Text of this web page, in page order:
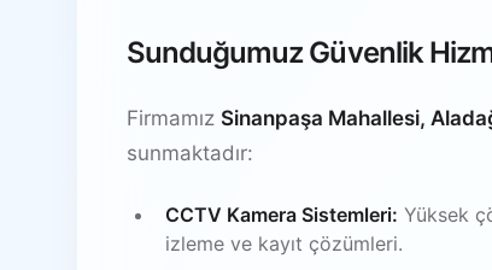
Sunduğumuz Güvenlik
Firmamız Sinanpaşa Mahallesi,
sunmaktadır:
CCTV Kamera Sistemleri: Yüksek
izleme ve kayıt çözümleri.